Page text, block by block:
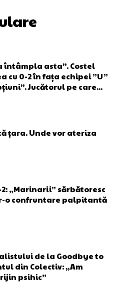
întâmpla asta”. Costel
cu 0-2 în fața echipei ”U”
Jucătorul pe care...
țara. Unde vor ateriza
2: „Marinarii” sărbătoresc
o confruntare palpitantă
de la Goodbye to
din Colectiv: „Am
psihic”